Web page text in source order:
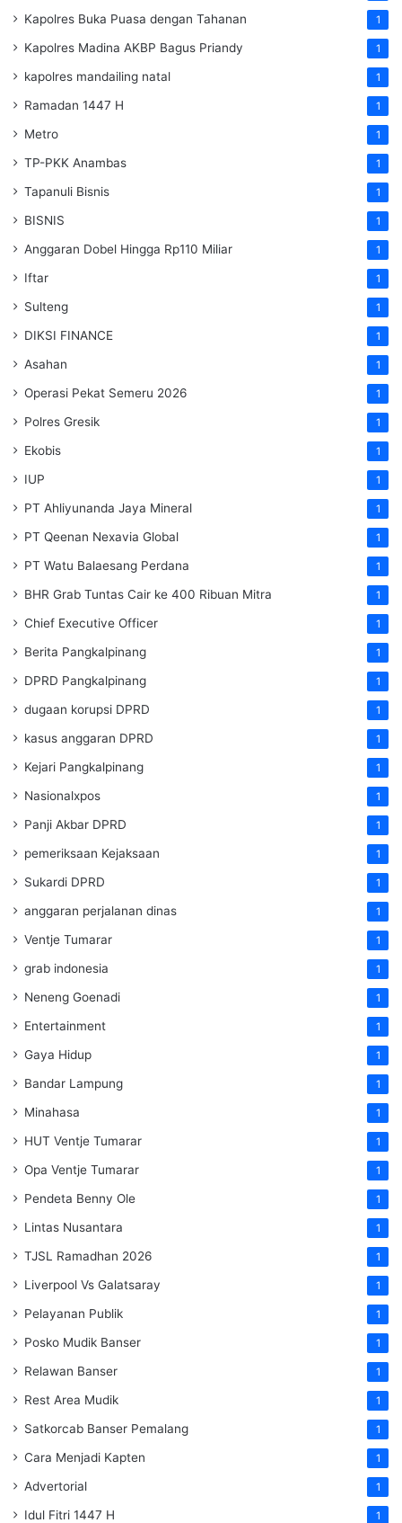
Kapolres Buka Puasa dengan Tahanan 1
Kapolres Madina AKBP Bagus Priandy 1
kapolres mandailing natal 1
Ramadan 1447 H 1
Metro 1
TP-PKK Anambas 1
Tapanuli Bisnis 1
BISNIS 1
Anggaran Dobel Hingga Rp110 Miliar 1
Iftar 1
Sulteng 1
DIKSI FINANCE 1
Asahan 1
Operasi Pekat Semeru 2026 1
Polres Gresik 1
Ekobis 1
IUP 1
PT Ahliyunanda Jaya Mineral 1
PT Qeenan Nexavia Global 1
PT Watu Balaesang Perdana 1
BHR Grab Tuntas Cair ke 400 Ribuan Mitra 1
Chief Executive Officer 1
Berita Pangkalpinang 1
DPRD Pangkalpinang 1
dugaan korupsi DPRD 1
kasus anggaran DPRD 1
Kejari Pangkalpinang 1
Nasionalxpos 1
Panji Akbar DPRD 1
pemeriksaan Kejaksaan 1
Sukardi DPRD 1
anggaran perjalanan dinas 1
Ventje Tumarar 1
grab indonesia 1
Neneng Goenadi 1
Entertainment 1
Gaya Hidup 1
Bandar Lampung 1
Minahasa 1
HUT Ventje Tumarar 1
Opa Ventje Tumarar 1
Pendeta Benny Ole 1
Lintas Nusantara 1
TJSL Ramadhan 2026 1
Liverpool Vs Galatsaray 1
Pelayanan Publik 1
Posko Mudik Banser 1
Relawan Banser 1
Rest Area Mudik 1
Satkorcab Banser Pemalang 1
Cara Menjadi Kapten 1
Advertorial 1
Idul Fitri 1447 H 1